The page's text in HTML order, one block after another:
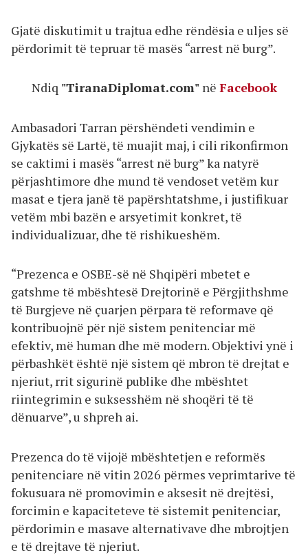
Gjatë diskutimit u trajtua edhe rëndësia e uljes së
përdorimit të tepruar të masës “arrest në burg”.
Ndiq "TiranaDiplomat.com" në Facebook
Ambasadori Tarran përshëndeti vendimin e
Gjykatës së Lartë, të muajit maj, i cili rikonfirmon
se caktimi i masës “arrest në burg” ka natyrë
përjashtimore dhe mund të vendoset vetëm kur
masat e tjera janë të papërshtatshme, i justifikuar
vetëm mbi bazën e arsyetimit konkret, të
individualizuar, dhe të rishikueshëm.
“Prezenca e OSBE-së në Shqipëri mbetet e
gatshme të mbështesë Drejtorinë e Përgjithshme
të Burgjeve në çuarjen përpara të reformave që
kontribuojnë për një sistem penitenciar më
efektiv, më human dhe më modern. Objektivi ynë i
përbashkët është një sistem që mbron të drejtat e
njeriut, rrit sigurinë publike dhe mbështet
riintegrimin e suksesshëm në shoqëri të të
dënuarve”, u shpreh ai.
Prezenca do të vijojë mbështetjen e reformës
penitenciare në vitin 2026 përmes veprimtarive të
fokusuara në promovimin e aksesit në drejtësi,
forcimin e kapaciteteve të sistemit penitenciar,
përdorimin e masave alternativave dhe mbrojtjen
e të drejtave të njeriut.